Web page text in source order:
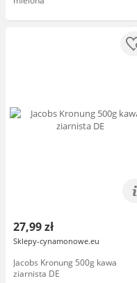
27,99 zł
Sklepy-cynamonowe.eu
Jacobs Kronung 500g kawa
ziarnista DE